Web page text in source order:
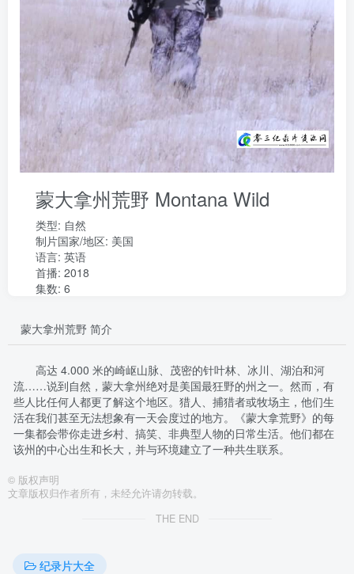
蒙大拿州荒野 Montana Wild
类型: 自然
制片国家/地区: 美国
语言: 英语
首播: 2018
集数: 6
蒙大拿州荒野 简介
高达 4.000 米的崎岖山脉、茂密的针叶林、冰川、湖泊和河
流……说到自然，蒙大拿州绝对是美国最狂野的州之一。然而，有
些人比任何人都更了解这个地区。猎人、捕猎者或牧场主，他们生
活在我们甚至无法想象有一天会度过的地方。《蒙大拿荒野》的每
一集都会带你走进乡村、搞笑、非典型人物的日常生活。他们都在
该州的中心出生和长大，并与环境建立了一种共生联系。
© 版权声明
文章版权归作者所有，未经允许请勿转载。
THE END
纪录片大全